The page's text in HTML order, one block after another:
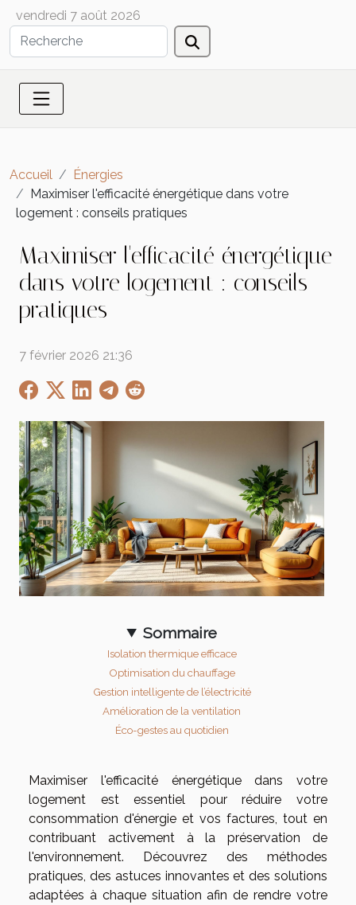
vendredi 7 août 2026
Accueil
Énergies
Maximiser l'efficacité énergétique dans votre
logement : conseils pratiques
Maximiser l'efficacité énergétique
dans votre logement : conseils
pratiques
7 février 2026 21:36
Sommaire
Isolation thermique efficace
Optimisation du chauffage
Gestion intelligente de l’électricité
Amélioration de la ventilation
Éco-gestes au quotidien
Maximiser l'efficacité énergétique dans votre
logement est essentiel pour réduire votre
consommation d'énergie et vos factures, tout en
contribuant activement à la préservation de
l'environnement. Découvrez des méthodes
pratiques, des astuces innovantes et des solutions
adaptées à chaque situation afin de rendre votre